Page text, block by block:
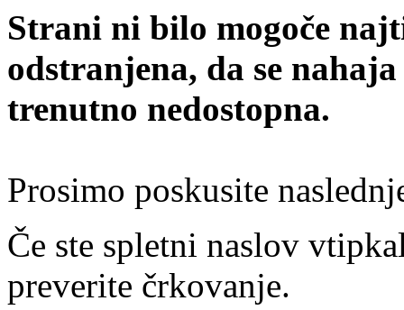
Strani ni bilo mogoče
odstranjena, da se
trenutno nedostopna.
Prosimo poskusite
Če ste spletni naslov
preverite črkovanje.